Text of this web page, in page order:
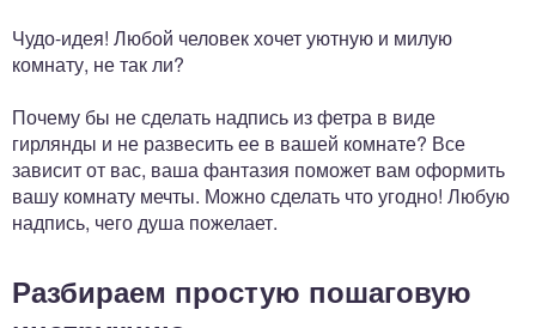
Чудо-идея! Любой человек хочет уютную и милую
комнату, не так ли?
Почему бы не сделать надпись из фетра в виде
гирлянды и не развесить ее в вашей комнате? Все
зависит от вас, ваша фантазия поможет вам оформить
вашу комнату мечты. Можно сделать что угодно! Любую
надпись, чего душа пожелает.
Разбираем простую пошаговую